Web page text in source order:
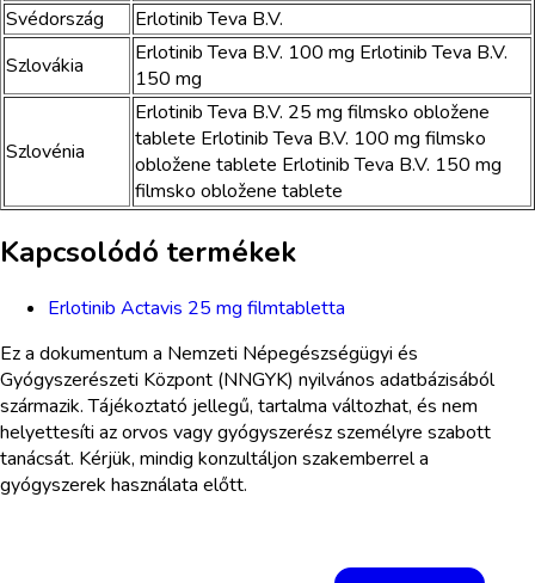
Svédország
Erlotinib Teva B.V.
Szlovákia
Erlotinib Teva B.V. 100 mg Erlotinib Teva B.V.
150 mg
Szlovénia
Erlotinib Teva B.V. 25 mg filmsko obložene
tablete Erlotinib Teva B.V. 100 mg filmsko
obložene tablete Erlotinib Teva B.V. 150 mg
filmsko obložene tablete
Kapcsolódó termékek
Erlotinib Actavis 25 mg filmtabletta
Ez a dokumentum a Nemzeti Népegészségügyi és
Gyógyszerészeti Központ (NNGYK) nyilvános adatbázisából
származik. Tájékoztató jellegű, tartalma változhat, és nem
helyettesíti az orvos vagy gyógyszerész személyre szabott
tanácsát. Kérjük, mindig konzultáljon szakemberrel a
gyógyszerek használata előtt.